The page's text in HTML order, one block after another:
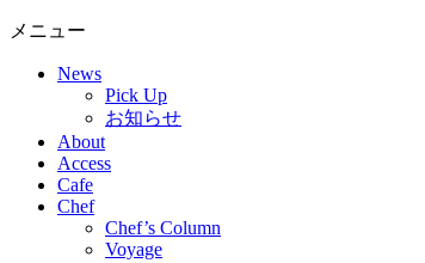
メニュー
News
Pick Up
お知らせ
About
Access
Cafe
Chef
Chef’s Column
Voyage